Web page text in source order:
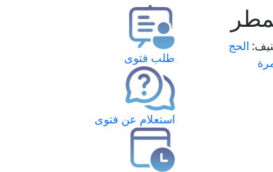
الحج
طلب فتوى
استعلام عن فتوى